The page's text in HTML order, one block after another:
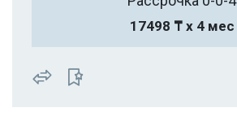
17498 ₸ х 4 мес